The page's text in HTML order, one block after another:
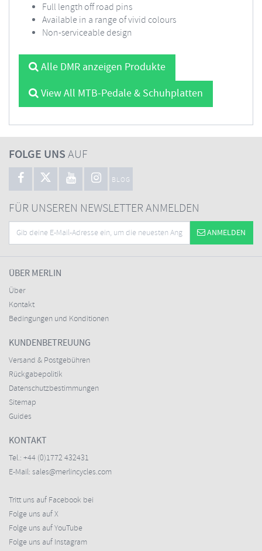
Full length off road pins
Available in a range of vivid colours
Non-serviceable design
Alle DMR anzeigen Produkte
View All MTB-Pedale & Schuhplatten
FOLGE UNSAUF
BLOG
FÜR UNSEREN NEWSLETTER ANMELDEN
ANMELDEN
ÜBER MERLIN
Über
Kontakt
Bedingungen und Konditionen
KUNDENBETREUUNG
Versand & Postgebühren
Rückgabepolitik
Datenschutzbestimmungen
Sitemap
Guides
KONTAKT
Tel.: +44 (0)1772 432431
E-Mail: sales@merlincycles.com
Tritt uns auf Facebook bei
Folge uns auf X
Folge uns auf YouTube
Folge uns auf Instagram